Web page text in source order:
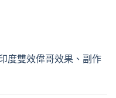
度雙效偉哥效果、副作